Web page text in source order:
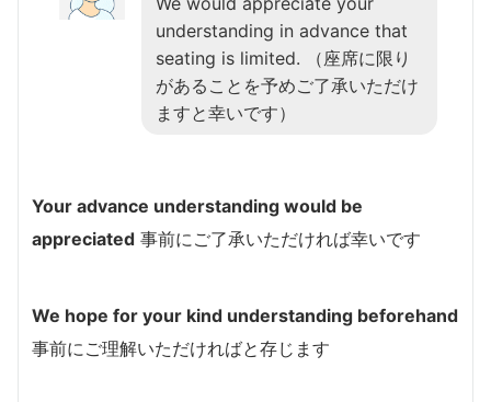
understanding in advance that
seating is limited. （座席に限り
があることを予めご了承いただけ
ますと幸いです）
Your advance understanding would be
appreciated 事前にご了承いただければ幸いです
We hope for your kind understanding beforehand
事前にご理解いただければと存じます